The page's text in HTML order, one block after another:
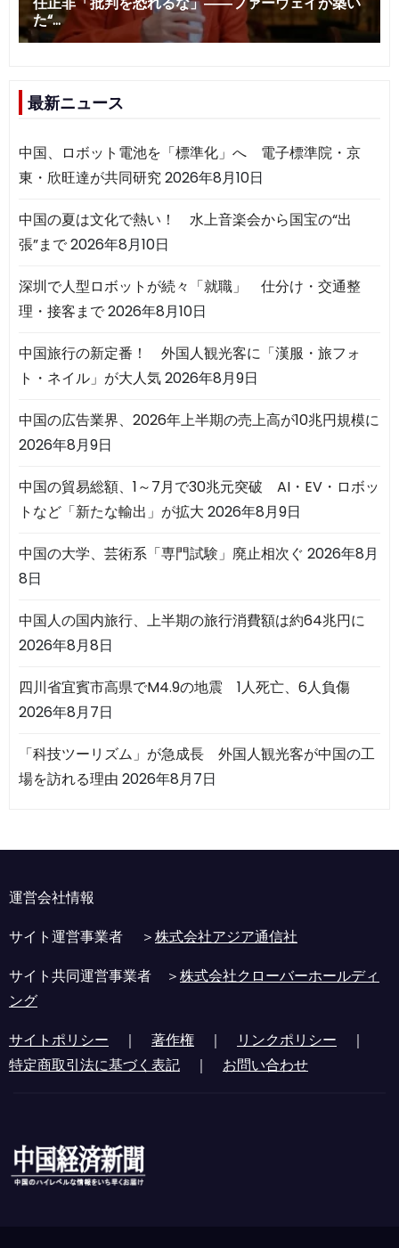
最新ニュース
中国、ロボット電池を「標準化」へ 電子標準院・京
東・欣旺達が共同研究2026年8月10日
中国の夏は文化で熱い！ 水上音楽会から国宝の“出
張”まで2026年8月10日
深圳で人型ロボットが続々「就職」 仕分け・交通整
理・接客まで2026年8月10日
中国旅行の新定番！ 外国人観光客に「漢服・旅フォ
ト・ネイル」が大人気2026年8月9日
中国の広告業界、2026年上半期の売上高が10兆円規模に
2026年8月9日
中国の貿易総額、1～7月で30兆元突破 AI・EV・ロボッ
トなど「新たな輸出」が拡大 2026年8月9日
中国の大学、芸術系「専門試験」廃止相次ぐ 2026年8月
8日
中国人の国内旅行、上半期の旅行消費額は約64兆円に
2026年8月8日
四川省宜賓市高県でM4.9の地震 1人死亡、6人負傷
2026年8月7日
「科技ツーリズム」が急成長 外国人観光客が中国の工
場を訪れる理由 2026年8月7日
運営会社情報
サイト運営事業者 ＞株式会社アジア通信社
サイト共同運営事業者 ＞株式会社クローバーホールディ
ング
サイトポリシー ｜ 著作権 ｜ リンクポリシー ｜
特定商取引法に基づく表記 ｜ お問い合わせ